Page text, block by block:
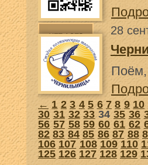
28
Поëм,
← 1 2 3 4 5 6 7 8 9 10
30 31 32 33 34 35 36
56 57 58 59 60 61 62
82 83 84 85 86 87 88
106 107 108 109 110
125 126 127 128 129